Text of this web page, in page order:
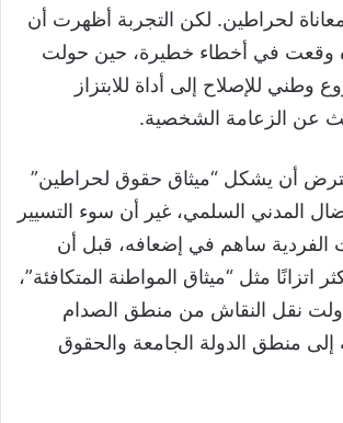
لحراطين. لكن التجربة أظهرت أن
وقعت في أخطاء خطيرة، حين حولت
للإصلاح إلى أداة للابتزاز
عن الزعامة الشخصية.
أن يشكل “ميثاق حقوق لحراطين”
المدني السلمي، غير أن سوء التسيير
الفردية ساهم في إضعافه، قبل أن
اتزانًا مثل “ميثاق المواطنة المتكافئة”،
نقل النقاش من منطق الصدام
إلى منطق الدولة الجامعة والحقوق